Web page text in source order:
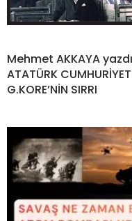
Mehmet AKKAYA
ATATÜRK
G.KORE’NİN SIRRI